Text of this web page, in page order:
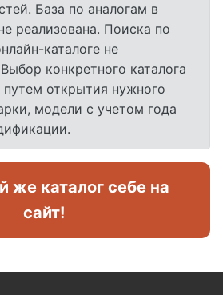
База по аналогам в
реализована. Поиска по
каталоге не
конкретного каталога
открытия нужного
модели с учетом года
же каталог себе на
сайт!